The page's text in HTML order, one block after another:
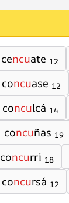
cencuate 12
concuase 12
conculcá 14
concuñas 19
concurri 18
concursá 12